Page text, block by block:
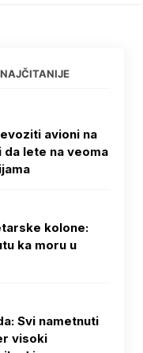
NAJČITANIJE
avioni na
lete na veoma
kolone:
ka moru u
Svi nametnuti
visoki